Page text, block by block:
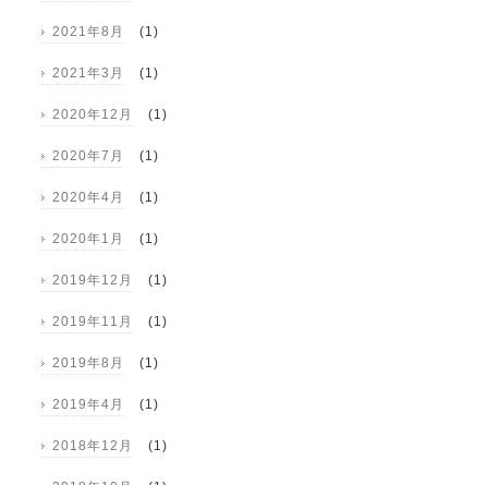
2021年8月 (1)
2021年3月 (1)
2020年12月 (1)
2020年7月 (1)
2020年4月 (1)
2020年1月 (1)
2019年12月 (1)
2019年11月 (1)
2019年8月 (1)
2019年4月 (1)
2018年12月 (1)